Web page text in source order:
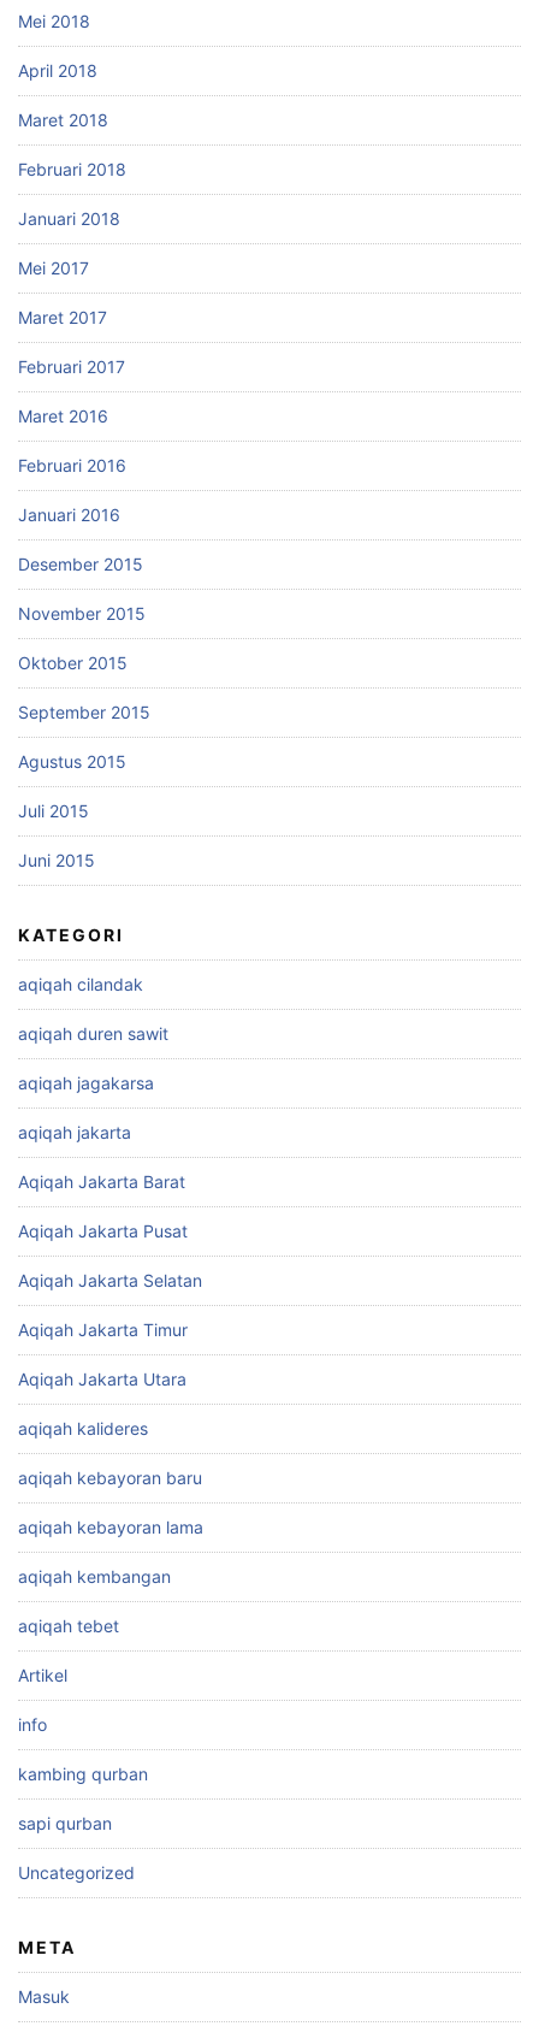
Mei 2018
April 2018
Maret 2018
Februari 2018
Januari 2018
Mei 2017
Maret 2017
Februari 2017
Maret 2016
Februari 2016
Januari 2016
Desember 2015
November 2015
Oktober 2015
September 2015
Agustus 2015
Juli 2015
Juni 2015
KATEGORI
aqiqah cilandak
aqiqah duren sawit
aqiqah jagakarsa
aqiqah jakarta
Aqiqah Jakarta Barat
Aqiqah Jakarta Pusat
Aqiqah Jakarta Selatan
Aqiqah Jakarta Timur
Aqiqah Jakarta Utara
aqiqah kalideres
aqiqah kebayoran baru
aqiqah kebayoran lama
aqiqah kembangan
aqiqah tebet
Artikel
info
kambing qurban
sapi qurban
Uncategorized
META
Masuk